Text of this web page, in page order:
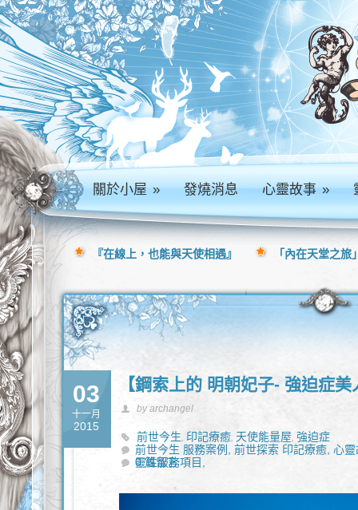
關於小屋» 發燒消息 心靈故事»
03
十一月
2015
【鋼索上的 明朝妃子- 強迫症
by archangel
前世今生, 印記療癒, 天使能量屋,強迫症
前世今生 服務案例,前世探索 印記療癒,心
靈性服務項目,
0 篇留言
『在線上，也能與天使相遇』 「內在天堂之